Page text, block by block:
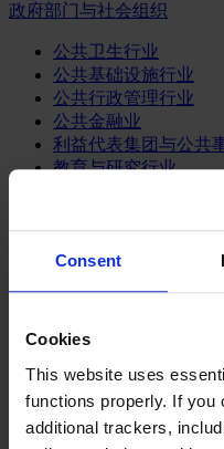
Consent
Cookies
This website uses
functions properly. If you
additional trackers,
政府部门与社会组织
公共卫生行业
公共基础设施行业
公共行政管理行业
公共金融业
利益代表集团与公共
教育与研究行业
经济、社会与人类发
媒体和娱乐业
消费品
餐饮、旅游与酒店业